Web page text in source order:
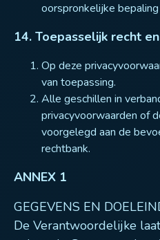
oorspronkelijke
14. Toepasselijk recht
Op deze
van toepassing.
Alle geschillen in
privacyvoorwaarden of
voorgelegd aan de
rechtbank.
ANNEX 1
GEGEVENS EN
De Verantwoordelijke